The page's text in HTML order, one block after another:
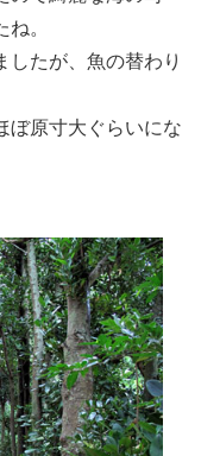
。
したが、魚の替わり
ぼ原寸大ぐらいにな